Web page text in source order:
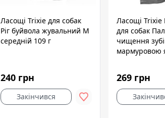
Ласощі Trixie для собак
Ріг буйвола жувальний M
середній 109 г
240 грн
Закінчився
Ласощі Trixie
для собак
чищення
мармуровою
269 грн